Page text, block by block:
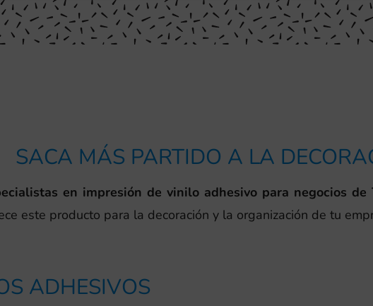
SACA MÁS PARTIDO A LA
en impresión de vinilo adhesivo para negocios de
este producto para la decoración y la organización de tu
ADHESIVOS